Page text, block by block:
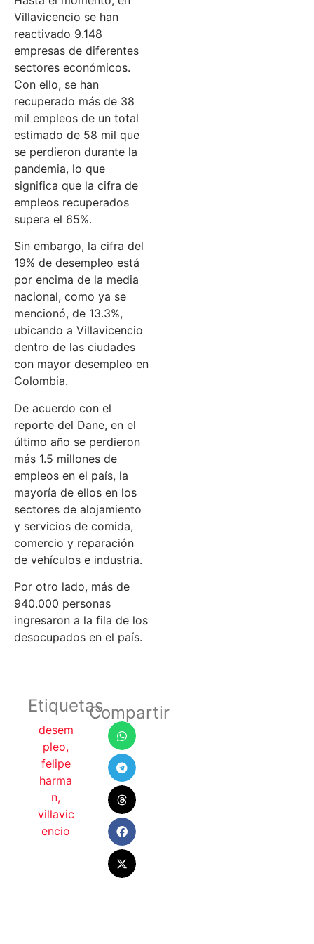
Villavicencio se han
reactivado 9.148
empresas de diferentes
sectores económicos.
Con ello, se han
recuperado más de 38
mil empleos de un total
estimado de 58 mil que
se perdieron durante la
pandemia, lo que
significa que la cifra de
empleos recuperados
supera el 65%.
Sin embargo, la cifra del
19% de desempleo está
por encima de la media
nacional, como ya se
mencionó, de 13.3%,
ubicando a Villavicencio
dentro de las ciudades
con mayor desempleo en
Colombia.
De acuerdo con el
reporte del Dane, en el
último año se perdieron
más 1.5 millones de
empleos en el país, la
mayoría de ellos en los
sectores de alojamiento
y servicios de comida,
comercio y reparación
de vehículos e industria.
Por otro lado, más de
940.000 personas
ingresaron a la fila de los
desocupados en el país.
Etiquetas
desem
pleo,
felipe
harma
n,
villavic
encio
Compartir